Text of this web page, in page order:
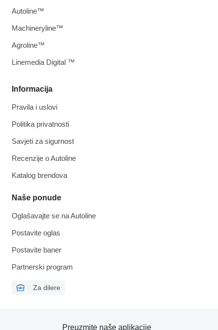
Informacija
Pravila i uslovi
Politika privatnosti
Savjeti za sigurnost
Recenzije o Autoline
Katalog brendova
Naše ponude
Oglašavajte se na Autoline
Postavite oglas
Postavite baner
Partnerski program
Za dilere
Autoline™
Machineryline™
Agroline™
Linemedia Digital ™
Preuzmite naše aplikacije